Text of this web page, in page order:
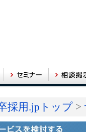
採用.jpトップ >